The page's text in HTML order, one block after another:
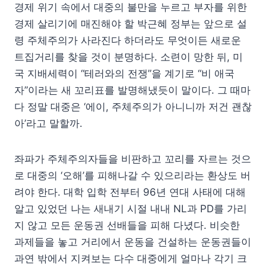
경제 위기 속에서 대중의 불만을 누르고 부자를 위한
경제 살리기에 매진해야 할 박근혜 정부는 앞으로 설
령 주체주의가 사라진다 하더라도 무엇이든 새로운
트집거리를 찾을 것이 분명하다. 소련이 망한 뒤, 미
국 지배세력이 “테러와의 전쟁”을 계기로 “비 애국
자”이라는 새 꼬리표를 발명해냈듯이 말이다. 그 때마
다 정말 대중은 ‘에이, 주체주의가 아니니까 저건 괜찮
아’라고 말할까.
좌파가 주체주의자들을 비판하고 꼬리를 자르는 것으
로 대중의 ‘오해’를 피해나갈 수 있으리라는 환상도 버
려야 한다. 대학 입학 전부터 96년 연대 사태에 대해
알고 있었던 나는 새내기 시절 내내 NL과 PD를 가리
지 않고 모든 운동권 선배들을 피해 다녔다. 비슷한
과제들을 놓고 거리에서 운동을 건설하는 운동권들이
과연 밖에서 지켜보는 다수 대중에게 얼마나 각기 크